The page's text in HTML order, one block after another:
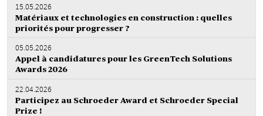
15.05.2026
Matériaux et technologies en construction : quelles
priorités pour progresser ?
05.05.2026
Appel à candidatures pour les GreenTech Solutions
Awards 2026
22.04.2026
Participez au Schroeder Award et Schroeder Special
Prize !